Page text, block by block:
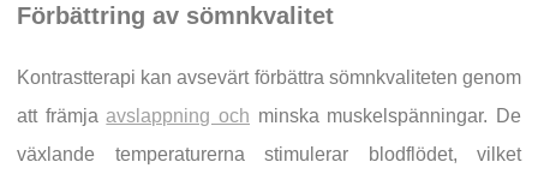
Förbättring av sömnkvalitet
Kontrastterapi kan avsevärt förbättra sömnkvaliteten genom
att främjaavslappning och minska muskelspänningar. De
växlande temperaturerna stimulerar blodflödet, vilket